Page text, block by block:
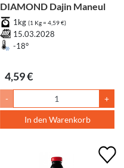
DIAMOND Dajin Maneul
1kg (1 Kg = 4,59 €)
15.03.2028
-18°
4,59 €
- +
In den Warenkorb